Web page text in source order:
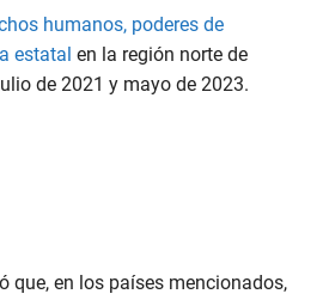
humanos, poderes de
estatal en la región norte de
de 2021 y mayo de 2023.
que, en los países mencionados,